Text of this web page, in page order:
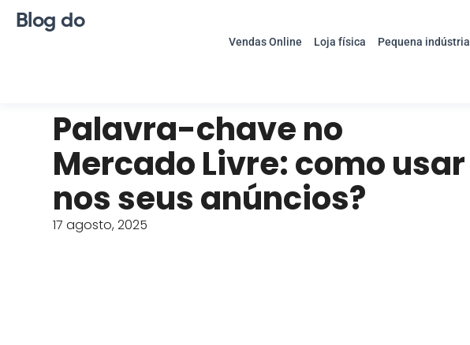
Blog do
Vendas Online Loja física Pequena indústria
Palavra-chave no
Mercado Livre: como usar
nos seus anúncios?
17 agosto, 2025